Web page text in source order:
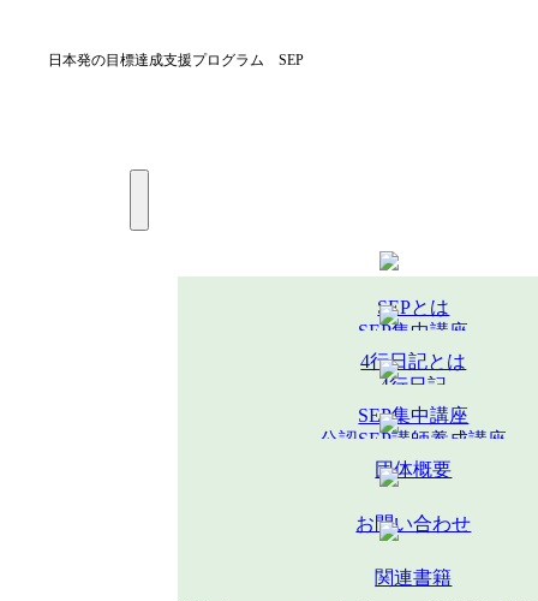
日本発の目標達成支援プログラム SEP
SEPとは
SEP集中講座
公認SEP講師養成講座
受講者の声
4行日記とは
4行日記
オープンセミナー
キッズ4行日記とは
キッズ4行日記
オープンセミナー
SEP集中講座
公認SEP講師養成講座
4行日記
オープンセミナー
キッズ4行日記
オープンセミナー
団体概要
お問い合わせ
関連書籍